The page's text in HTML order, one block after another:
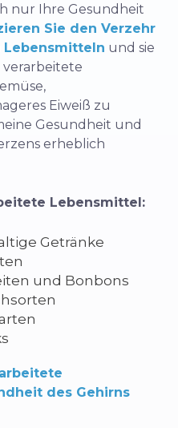
nur Ihre Gesundheit
Sie den Verzehr
und sie
Eiweiß zu
Gesundheit und
erheblich
Lebensmittel:
Getränke
und Bonbons
des Gehirns